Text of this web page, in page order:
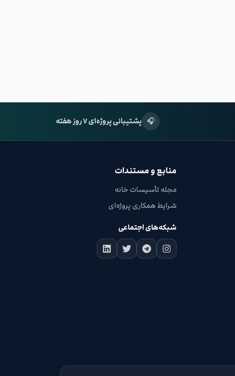
🎧 پشتیبانی پروژه‌ای ۷ روز هفته
منابع و مستندات
مجله تأسیسات خانه
شرایط همکاری پروژه‌ای
شبکه‌های اجتماعی